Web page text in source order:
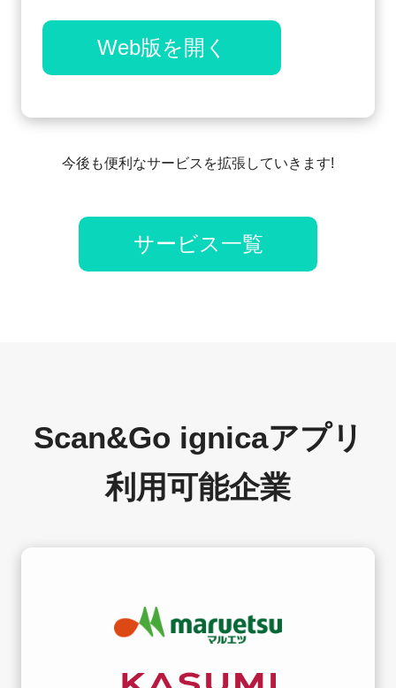
Web版を開く
今後も便利なサービスを拡張していきます!
サービス一覧
Scan&Go ignicaアプリ
利用可能企業